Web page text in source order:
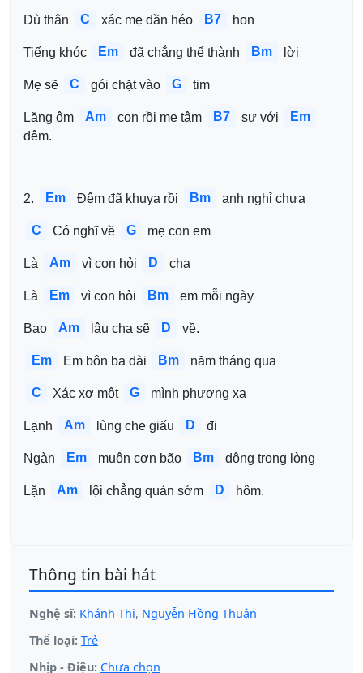
Dù thân C xác mẹ dần héo B7 hon
Tiếng khóc Em đã chẳng thể thành Bm lời
Mẹ sẽ C gói chặt vào G tim
Lặng ôm Am con rồi mẹ tâm B7 sự với
Em
đêm.
2. Em Đêm đã khuya rồi Bm anh nghỉ chưa
C Có nghĩ về G mẹ con em
Là Am vì con hỏi D cha
Là Em vì con hỏi Bm em mỗi ngày
Bao Am lâu cha sẽ D về.
Em Em bôn ba dài Bm năm tháng qua
C Xác xơ một G mình phương xa
Lạnh Am lùng che giấu D đi
Ngàn Em muôn cơn bão Bm dông trong lòng
Lặn Am lội chẳng quản sớm D hôm.
Thông tin bài hát
Nghệ sĩ: Khánh Thi, Nguyễn Hồng Thuận
Thể loại: Trẻ
Nhịp - Điệu: Chưa chọn